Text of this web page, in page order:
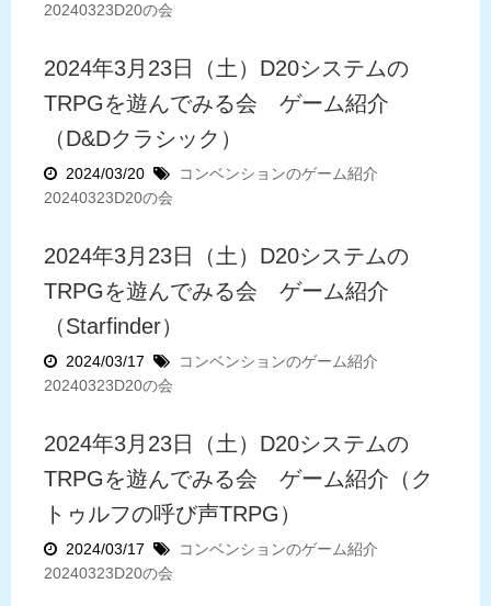
20240323D20の会
2024年3月23日（土）D20システムの
TRPGを遊んでみる会 ゲーム紹介
（D&Dクラシック）
2024/03/20
コンベンションのゲーム紹介
20240323D20の会
2024年3月23日（土）D20システムの
TRPGを遊んでみる会 ゲーム紹介
（Starfinder）
2024/03/17
コンベンションのゲーム紹介
20240323D20の会
2024年3月23日（土）D20システムの
TRPGを遊んでみる会 ゲーム紹介（ク
トゥルフの呼び声TRPG）
2024/03/17
コンベンションのゲーム紹介
20240323D20の会